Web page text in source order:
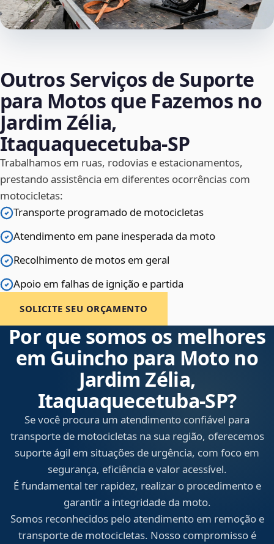
Outros Serviços de Suporte
para Motos que Fazemos no
Jardim Zélia,
Itaquaquecetuba‑SP
Trabalhamos em ruas, rodovias e estacionamentos,
prestando assistência em diferentes ocorrências com
motocicletas:
Transporte programado de motocicletas
Atendimento em pane inesperada da moto
Recolhimento de motos em geral
Apoio em falhas de ignição e partida
SOLICITE SEU ORÇAMENTO
Por que somos os melhores
em Guincho para Moto no
Jardim Zélia,
Itaquaquecetuba‑SP?
Se você procura um atendimento confiável para
transporte de motocicletas na sua região, oferecemos
suporte ágil em situações de urgência, com foco em
segurança, eficiência e valor acessível.
É fundamental ter rapidez, realizar o procedimento e
garantir a integridade da moto.
Somos reconhecidos pelo atendimento em remoção e
transporte de motocicletas. Nosso compromisso é